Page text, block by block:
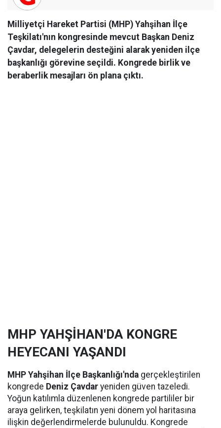
Milliyetçi Hareket Partisi (MHP) Yahşihan İlçe
Teşkilatı'nın kongresinde mevcut Başkan Deniz
Çavdar, delegelerin desteğini alarak yeniden ilçe
başkanlığı görevine seçildi. Kongrede birlik ve
beraberlik mesajları ön plana çıktı.
MHP YAHŞİHAN'DA KONGRE
HEYECANI YAŞANDI
MHP Yahşihan İlçe Başkanlığı'nda gerçekleştirilen
kongrede Deniz Çavdar yeniden güven tazeledi.
Yoğun katılımla düzenlenen kongrede partililer bir
araya gelirken, teşkilatın yeni dönem yol haritasına
ilişkin değerlendirmelerde bulunuldu. Kongrede